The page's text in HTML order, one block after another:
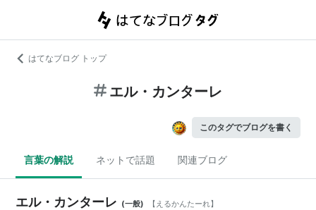
はてなブログ トップ
エル・カンターレ
このタグでブログを書く
言葉の解説 ネットで話題 関連ブログ
エル・カンターレ (一般) 【 えるかんたーれ】